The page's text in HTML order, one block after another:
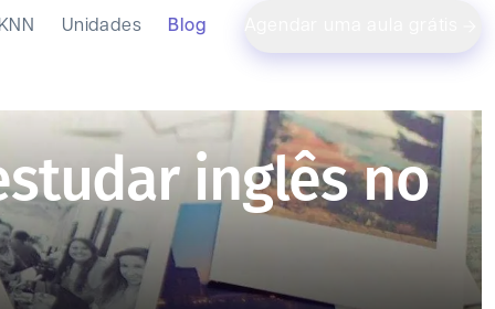
Unidades Blog
inglês no